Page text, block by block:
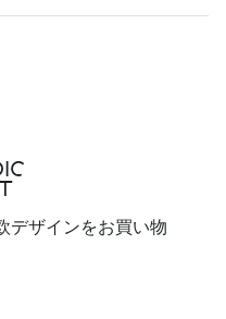
デザインをお買い物